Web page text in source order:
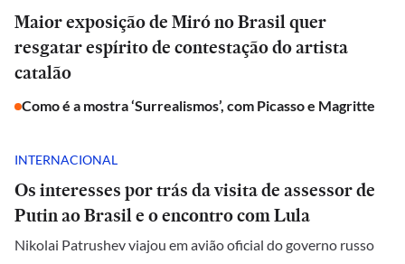
Maior exposição de Miró no Brasil quer
resgatar espírito de contestação do artista
catalão
Como é a mostra ‘Surrealismos’, com Picasso e Magritte
INTERNACIONAL
Os interesses por trás da visita de assessor de
Putin ao Brasil e o encontro com Lula
Nikolai Patrushev viajou em avião oficial do governo russo